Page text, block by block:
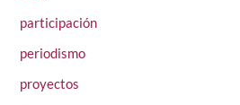
participación
periodismo
proyectos